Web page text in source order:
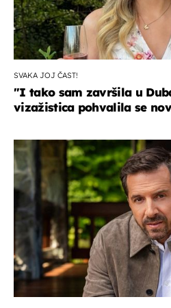
SVAKA JOJ ČAST!
"I tako sam završila u
vizažistica pohvalila se